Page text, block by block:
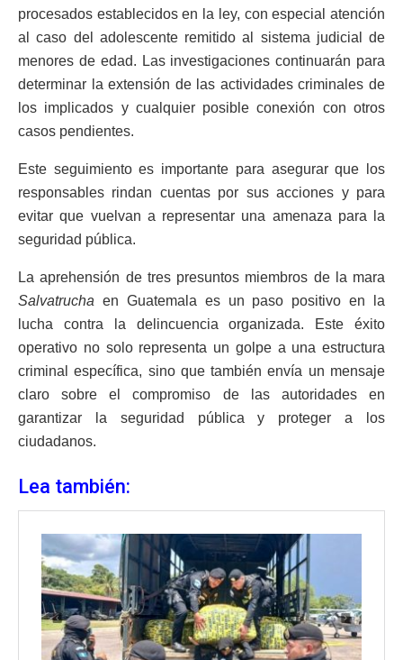
procesados establecidos en la ley, con especial atención
al caso del adolescente remitido al sistema judicial de
menores de edad. Las investigaciones continuarán para
determinar la extensión de las actividades criminales de
los implicados y cualquier posible conexión con otros
casos pendientes.
Este seguimiento es importante para asegurar que los
responsables rindan cuentas por sus acciones y para
evitar que vuelvan a representar una amenaza para la
seguridad pública.
La aprehensión de tres presuntos miembros de la mara
Salvatrucha en Guatemala es un paso positivo en la
lucha contra la delincuencia organizada. Este éxito
operativo no solo representa un golpe a una estructura
criminal específica, sino que también envía un mensaje
claro sobre el compromiso de las autoridades en
garantizar la seguridad pública y proteger a los
ciudadanos.
Lea también: